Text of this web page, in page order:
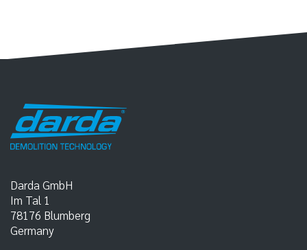
Darda GmbH
Im Tal 1
78176 Blumberg
Germany